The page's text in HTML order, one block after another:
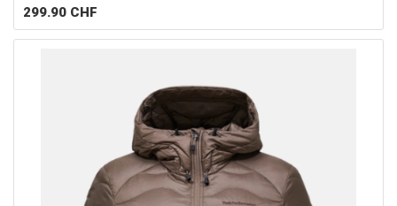
299.90 CHF